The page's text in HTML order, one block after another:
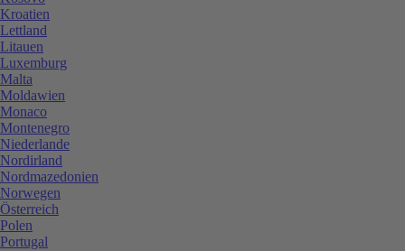
Kroatien
Lettland
Litauen
Luxemburg
Malta
Moldawien
Monaco
Montenegro
Niederlande
Nordirland
Nordmazedonien
Norwegen
Österreich
Polen
Portugal